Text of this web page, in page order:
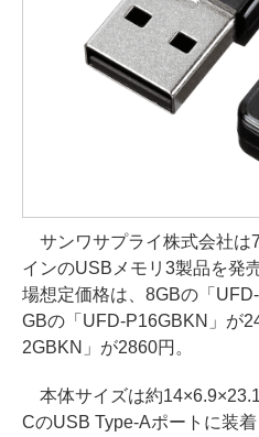
サンワサプライ株式会社は
インのUSBメモリ3製品を発
場想定価格は、8GBの「
GBの「UFD-P16GBKN」が
2GBKN」が2860円。
本体サイズは約
CのUSB Type-Aポートに装